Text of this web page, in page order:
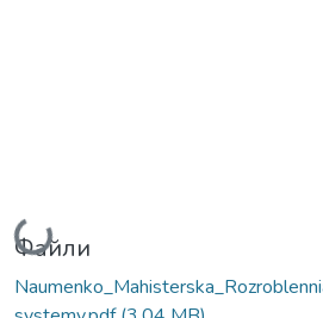
Вантажиться...
Файли